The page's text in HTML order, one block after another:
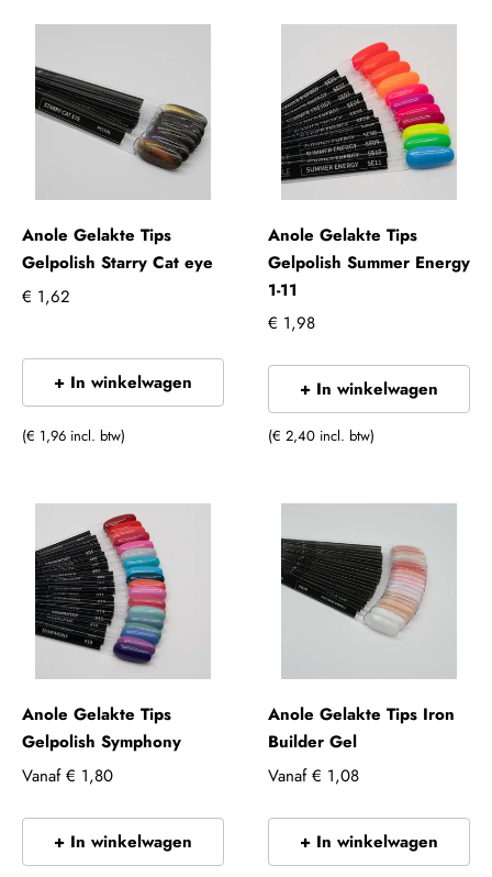
Anole Gelakte Tips
Gelpolish Starry Cat eye
€ 1,62
+ In winkelwagen
(€ 1,96 incl. btw)
Anole Gelakte Tips
Gelpolish Summer Energy
1-11
€ 1,98
+ In winkelwagen
(€ 2,40 incl. btw)
Anole Gelakte Tips
Gelpolish Symphony
Vanaf € 1,80
+ In winkelwagen
Anole Gelakte Tips Iron
Builder Gel
Vanaf € 1,08
+ In winkelwagen